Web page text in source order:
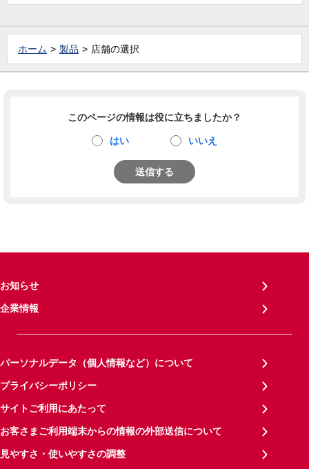
ホーム 製品 店舗の選択
このページの情報は役に立ちましたか？
はい いいえ
送信する
お知らせ
企業情報
パーソナルデータ（個人情報など）について
プライバシーポリシー
サイトご利用にあたって
お客さまご利用端末からの情報の外部送信について
見やすさ・使いやすさの調整